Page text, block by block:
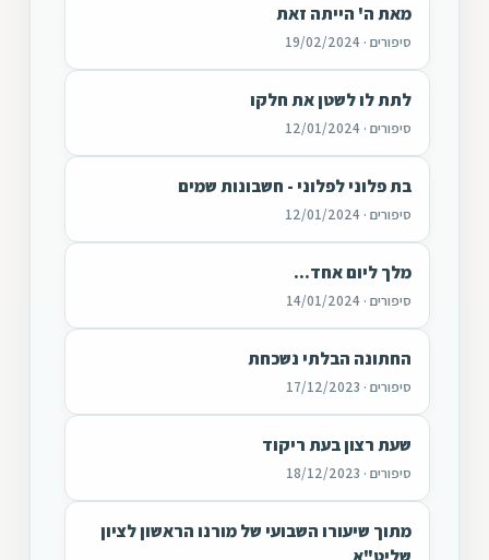
מאת ה' הייתה זאת
סיפורים · 19/02/2024
לתת לו לשטן את חלקו
סיפורים · 12/01/2024
בת פלוני לפלוני - חשבונות שמים
סיפורים · 12/01/2024
מלך ליום אחד...
סיפורים · 14/01/2024
החתונה הבלתי נשכחת
סיפורים · 17/12/2023
שעת רצון בעת ריקוד
סיפורים · 18/12/2023
מתוך שיעורו השבועי של מורנו הראשון לציון